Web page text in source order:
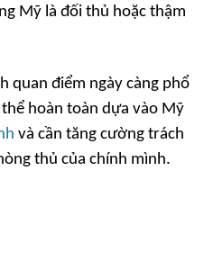
Mỹ là đối thủ hoặc thậm
quan điểm ngày càng phổ
hoàn toàn dựa vào Mỹ
và cần tăng cường trách
thủ của chính mình.